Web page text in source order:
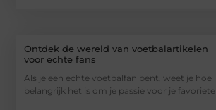
Ontdek de wereld van voetbalartikelen
voor echte fans
Als je een echte voetbalfan bent, weet je hoe
belangrijk het is om je passie voor je favoriete